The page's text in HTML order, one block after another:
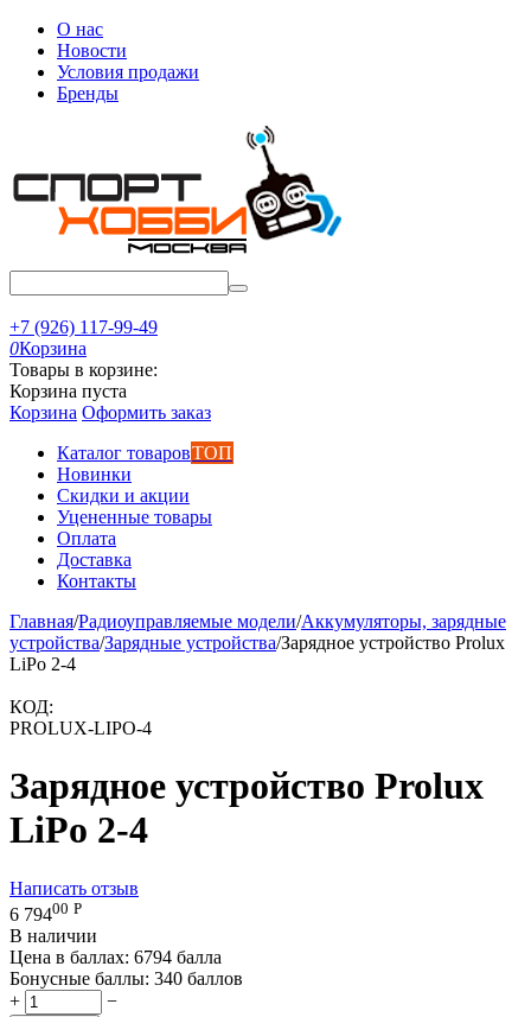
О нас
Новости
Условия продажи
Бренды
+7 (926) 117-99-49
0Корзина
Товары в корзине:
Корзина пуста
Корзина Оформить заказ
Каталог товаровТОП
Новинки
Скидки и акции
Уцененные товары
Оплата
Доставка
Контакты
Главная/Радиоуправляемые модели/Аккумуляторы, зарядные
устройства/Зарядные устройства/Зарядное устройство Prolux
LiPo 2-4
КОД:
PROLUX-LIPO-4
Зарядное устройство Prolux
LiPo 2-4
Написать отзыв
6 79400 Р
В наличии
Цена в баллах: 6794 балла
Бонусные баллы: 340 баллов
+
−